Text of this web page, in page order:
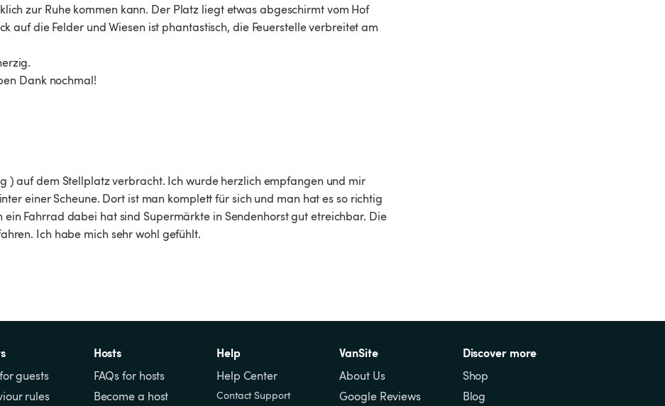
zur Ruhe kommen kann. Der Platz liegt etwas abgeschirmt vom Hof
auf die Felder und Wiesen ist phantastisch, die Feuerstelle verbreitet am
Dank nochmal!
) auf dem Stellplatz verbracht. Ich wurde herzlich empfangen und mir
einer Scheune. Dort ist man komplett für sich und man hat es so richtig
ein Fahrrad dabei hat sind Supermärkte in Sendenhorst gut etreichbar. Die
Ich habe mich sehr wohl gefühlt.
guests
rules
Hosts
FAQs for hosts
Become a host
Help
Help Center
Contact Support
VanSite
About Us
Google Reviews
Discover more
Shop
Blog